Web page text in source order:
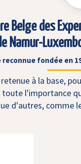
Belge des
Namur-
fondée en
à la base,
l'importance
d'autres, comme